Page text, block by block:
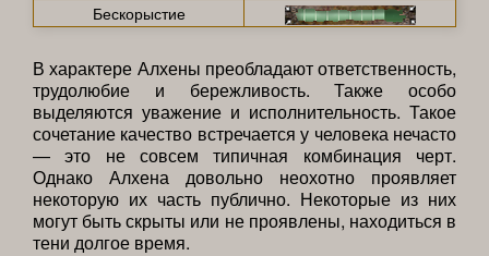
Бескорыстие
В характере Алхены преобладают ответственность,
трудолюбие и бережливость. Также особо
выделяются уважение и исполнительность. Такое
сочетание качество встречается у человека нечасто
— это не совсем типичная комбинация черт.
Однако Алхена довольно неохотно проявляет
некоторую их часть публично. Некоторые из них
могут быть скрыты или не проявлены, находиться в
тени долгое время.